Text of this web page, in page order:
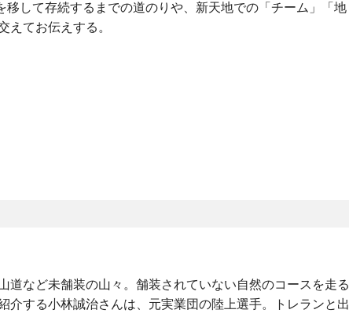
して存続するまでの道のりや、新天地での「チーム」「地
えてお伝えする。
道など未舗装の山々。舗装されていない自然のコースを走る
介する小林誠治さんは、元実業団の陸上選手。トレランと出